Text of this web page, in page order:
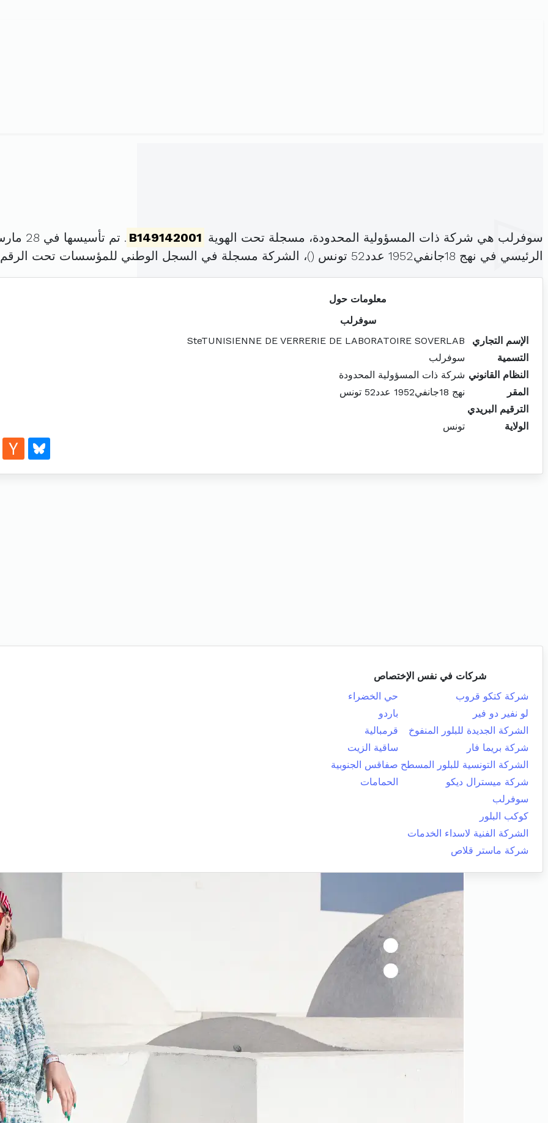
سوفرلب هي شركة ذات المسؤولية المحدودة، مسجلة تحت الهوية B149142001 . تم تأسيسها في 28 مارس 1999 برأس مال قدره
الرئيسي في نهج 18جانفي1952 عدد52 تونس (
)، الشركة مسجلة في السجل الوطني للمؤسسات تحت الرقم
معلومات حول
سوفرلب
الإسم التجاري
SteTUNISIENNE DE VERRERIE DE LABORATOIRE SOVERLAB
التسمية
سوفرلب
النظام القانوني شركة ذات المسؤولية المحدودة
المقر
نهج 18جانفي1952 عدد52 تونس
الترقيم البريدي
الولاية
تونس
شركات في نفس الإختصاص
شركة كتكو قروب
حي الخضراء
لو نفير دو فير
باردو
الشركة الجديدة للبلور المنفوخ
قرمبالية
شركة بريما فار
ساقية الزيت
الشركة التونسية للبلور المسطح صفاقس الجنوبية
شركة ميسترال ديكو
الحمامات
سوفرلب
كوكب البلور
الشركة الفنية لاسداء الخدمات
شركة ماستر قلاص